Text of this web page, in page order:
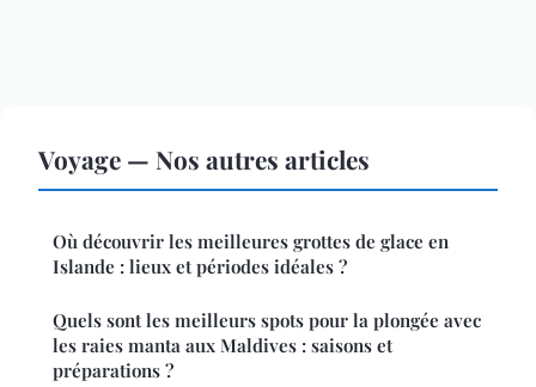
Voyage — Nos autres articles
Où découvrir les meilleures grottes de glace en
Islande : lieux et périodes idéales ?
Quels sont les meilleurs spots pour la plongée avec
les raies manta aux Maldives : saisons et
préparations ?